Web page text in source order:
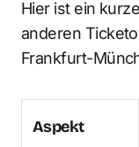
Hier ist ein
anderen
Frankfurt-
Aspekt